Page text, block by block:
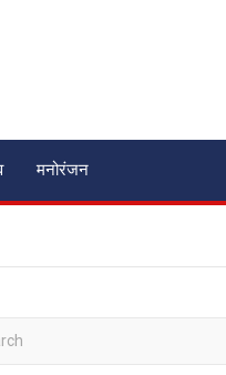
मनोरंजन